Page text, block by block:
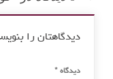
دیدگاهتان را
دیدگاه *